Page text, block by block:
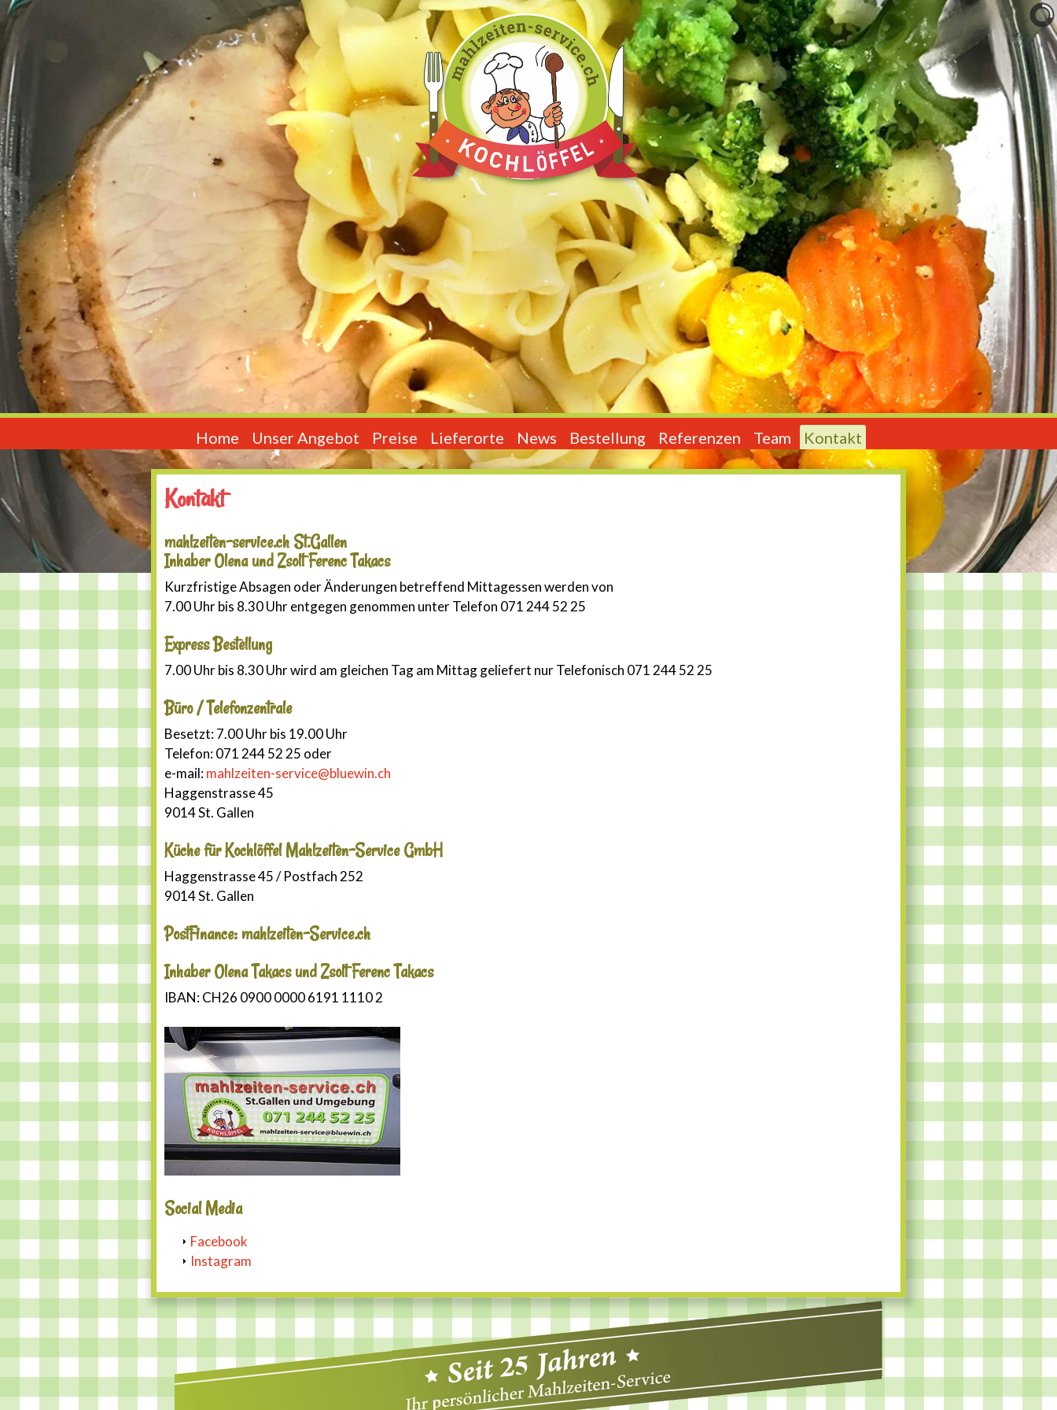
Home Unser Angebot Preise Lieferorte News Bestellung Referenzen Team Kontakt
Kontakt
mahlzeiten-service.ch St.Gallen
Inhaber Olena und Zsolt Ferenc Takacs
Kurzfristige Absagen oder Änderungen betreffend Mittagessen werden von
7.00 Uhr bis 8.30 Uhr entgegen genommen unter Telefon 071 244 52 25
Express Bestellung
7.00 Uhr bis 8.30 Uhr wird am gleichen Tag am Mittag geliefert nur Telefonisch 071 244 52 25
Büro / Telefonzentrale
Besetzt: 7.00 Uhr bis 19.00 Uhr
Telefon: 071 244 52 25 oder
e-mail:mahlzeiten-service@bluewin.ch
Haggenstrasse 45
9014 St. Gallen
Küche für Kochlöffel Mahlzeiten-Service GmbH
Haggenstrasse 45 / Postfach 252
9014 St. Gallen
PostFinance: mahlzeiten-Service.ch
Inhaber Olena Takacs und Zsolt Ferenc Takacs
IBAN: CH26 0900 0000 6191 1110 2
Social Media
Facebook
Instagram